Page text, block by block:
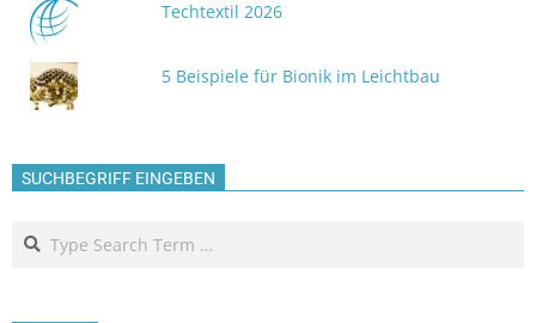
Techtextil 2026
5 Beispiele für Bionik im Leichtbau
SUCHBEGRIFF EINGEBEN
Search